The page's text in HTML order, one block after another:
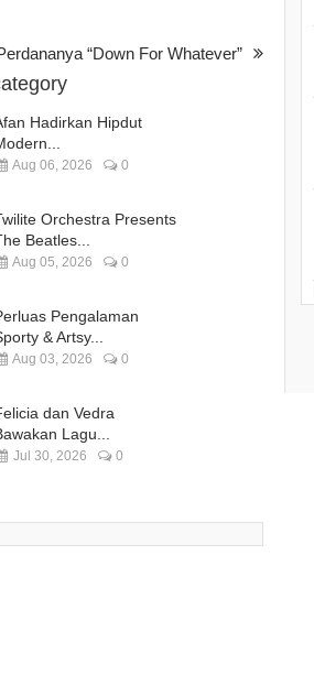
“Down For Whatever”
Hadirkan Hipdut
Aug 06, 2026 0
Orchestra Presents
Beatles...
Aug 05, 2026 0
Pengalaman
& Artsy...
Aug 03, 2026 0
dan Vedra
Lagu...
Jul 30, 2026 0